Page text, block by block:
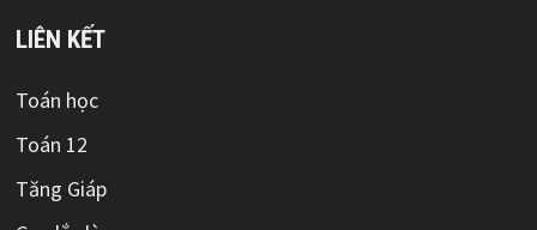
LIÊN KẾT
Toán học
Toán 12
Tăng Giáp